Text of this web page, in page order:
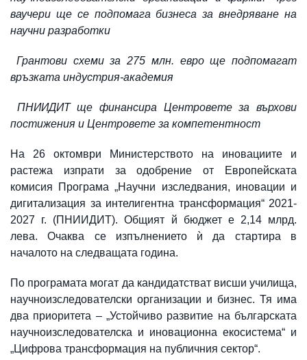
ваучери ще се подпомага бизнеса за внедряване на
научни разработки
Грантови схеми за 275 млн. евро ще подпомагат
връзката индустрия-академия
ПНИИДИТ ще финансира Центровете за върхови
постижения и Центровете за компетентност
На 26 октомври Министерството на иновациите и
растежа изпрати за одобрение от Европейската
комисия Програма „Научни изследвания, иновации и
дигитализация за интелигентна трансформация“ 2021-
2027 г. (ПНИИДИТ). Общият й бюджет е 2,14 млрд.
лева. Очаква се изпълнението ѝ да стартира в
началото на следващата година.
По програмата могат да кандидатстват висши училища,
научноизследователски организации и бизнес. Тя има
два приоритета – „Устойчиво развитие на българската
научноизследователска и иновационна екосистема“ и
„Цифрова трансформация на публичния сектор“.